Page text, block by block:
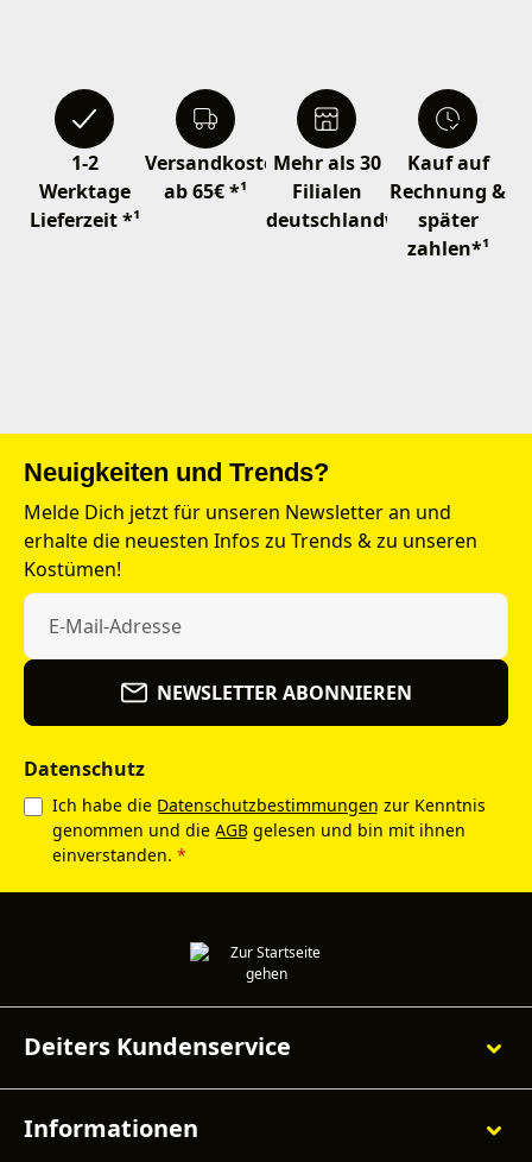
1-2
Werktage
Lieferzeit *¹
Versandkostenfrei
ab 65€ *¹
Mehr als 30
Filialen
deutschlandweit
Kauf auf
Rechnung &
später
zahlen*¹
Neuigkeiten und Trends?
Melde Dich jetzt für unseren Newsletter an und
erhalte die neuesten Infos zu Trends & zu unseren
Kostümen!
NEWSLETTER ABONNIEREN
Datenschutz
Ich habe die Datenschutzbestimmungen zur Kenntnis
genommen und die AGB gelesen und bin mit ihnen
einverstanden. *
Deiters Kundenservice
Informationen